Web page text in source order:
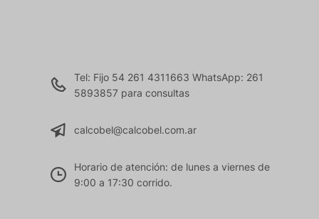
Tel: Fijo 54 261 4311663 WhatsApp: 261
5893857 para consultas
calcobel@calcobel.com.ar
Horario de atención: de lunes a viernes de
9:00 a 17:30 corrido.